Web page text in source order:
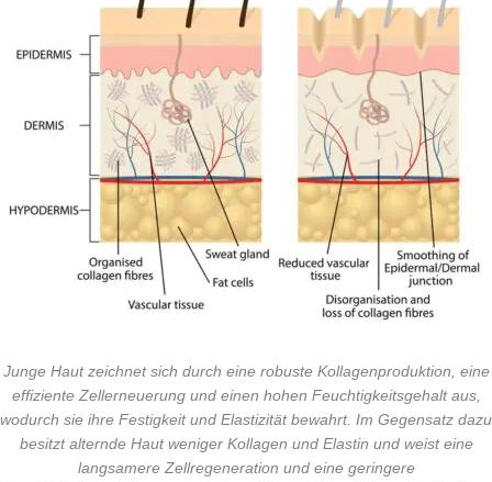
Junge Haut zeichnet sich durch eine robuste Kollagenproduktion, eine
effiziente Zellerneuerung und einen hohen Feuchtigkeitsgehalt aus,
wodurch sie ihre Festigkeit und Elastizität bewahrt. Im Gegensatz dazu
besitzt alternde Haut weniger Kollagen und Elastin und weist eine
langsamere Zellregeneration und eine geringere